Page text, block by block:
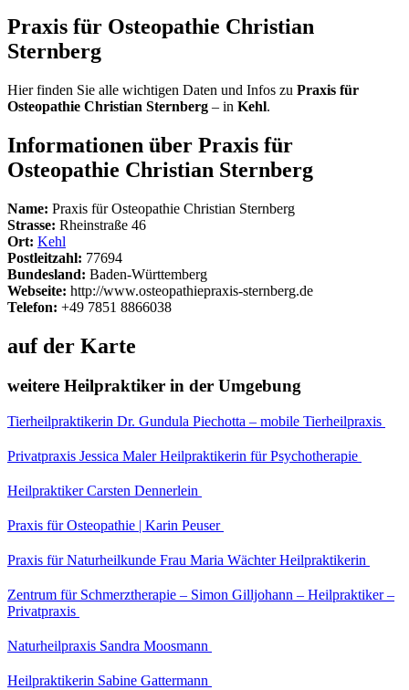
Praxis für Osteopathie Christian
Sternberg
Hier finden Sie alle wichtigen Daten und Infos zu Praxis für
Osteopathie Christian Sternberg – in Kehl.
Informationen über Praxis für
Osteopathie Christian Sternberg
Name: Praxis für Osteopathie Christian Sternberg
Strasse: Rheinstraße 46
Ort: Kehl
Postleitzahl: 77694
Bundesland: Baden-Württemberg
Webseite: http://www.osteopathiepraxis-sternberg.de
Telefon: +49 7851 8866038
auf der Karte
weitere Heilpraktiker in der Umgebung
Tierheilpraktikerin Dr. Gundula Piechotta – mobile Tierheilpraxis
Privatpraxis Jessica Maler Heilpraktikerin für Psychotherapie
Heilpraktiker Carsten Dennerlein
Praxis für Osteopathie | Karin Peuser
Praxis für Naturheilkunde Frau Maria Wächter Heilpraktikerin
Zentrum für Schmerztherapie – Simon Gilljohann – Heilpraktiker –
Privatpraxis
Naturheilpraxis Sandra Moosmann
Heilpraktikerin Sabine Gattermann